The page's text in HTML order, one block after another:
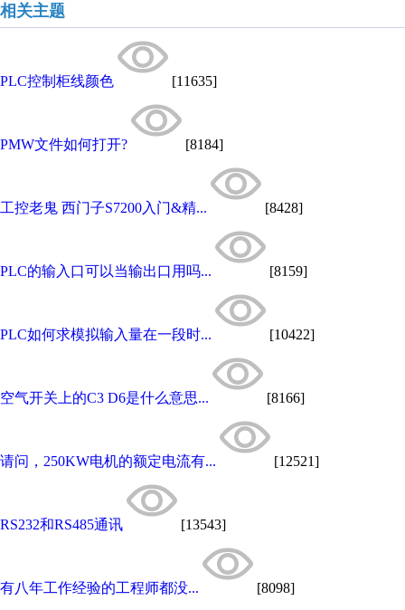
相关主题
PLC控制柜线颜色 [11635]
PMW文件如何打开? [8184]
工控老鬼 西门子S7200入门&精... [8428]
PLC的输入口可以当输出口用吗... [8159]
PLC如何求模拟输入量在一段时... [10422]
空气开关上的C3 D6是什么意思... [8166]
请问，250KW电机的额定电流有... [12521]
RS232和RS485通讯 [13543]
有八年工作经验的工程师都没... [8098]